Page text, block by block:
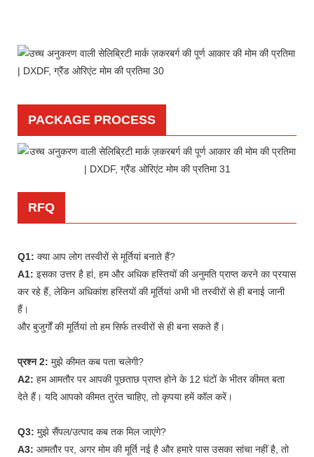
PACKAGE PROCESS
RFQ
Q1: क्या आप लोग तस्वीरों से मूर्तियां बनाते हैं?
A1: इसका उत्तर है हां, हम और अधिक हस्तियों की अनुमति प्राप्त करने का प्रयास
कर रहे हैं, लेकिन अधिकांश हस्तियों की मूर्तियां अभी भी तस्वीरों से ही बनाई जानी
हैं।
और बुजुर्गों की मूर्तियां तो हम सिर्फ तस्वीरों से ही बना सकते हैं।
प्रश्न 2: मुझे कीमत कब पता चलेगी?
A2: हम आमतौर पर आपकी पूछताछ प्राप्त होने के 12 घंटों के भीतर कीमत बता
देते हैं। यदि आपको कीमत तुरंत चाहिए, तो कृपया हमें कॉल करें।
Q3: मुझे सैंपल/उत्पाद कब तक मिल जाएंगे?
A3: आमतौर पर, अगर मोम की मूर्ति नई है और हमारे पास उसका सांचा नहीं है, तो